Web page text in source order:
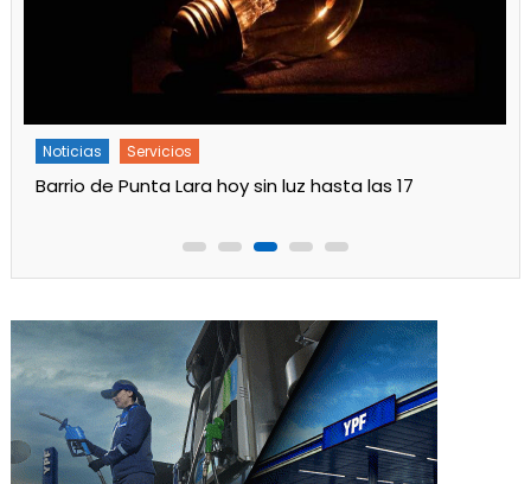
Noticias Servicios
Turnos de Farmacias de Julio 2026 en Ensenada